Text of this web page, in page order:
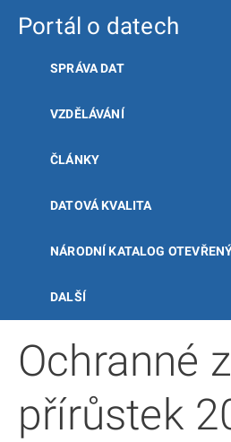
Portál o datech
SPRÁVA DAT
VZDĚLÁVÁNÍ
ČLÁNKY
DATOVÁ KVALITA
NÁRODNÍ KATALOG
DALŠÍ
Ochranné
přírůstek